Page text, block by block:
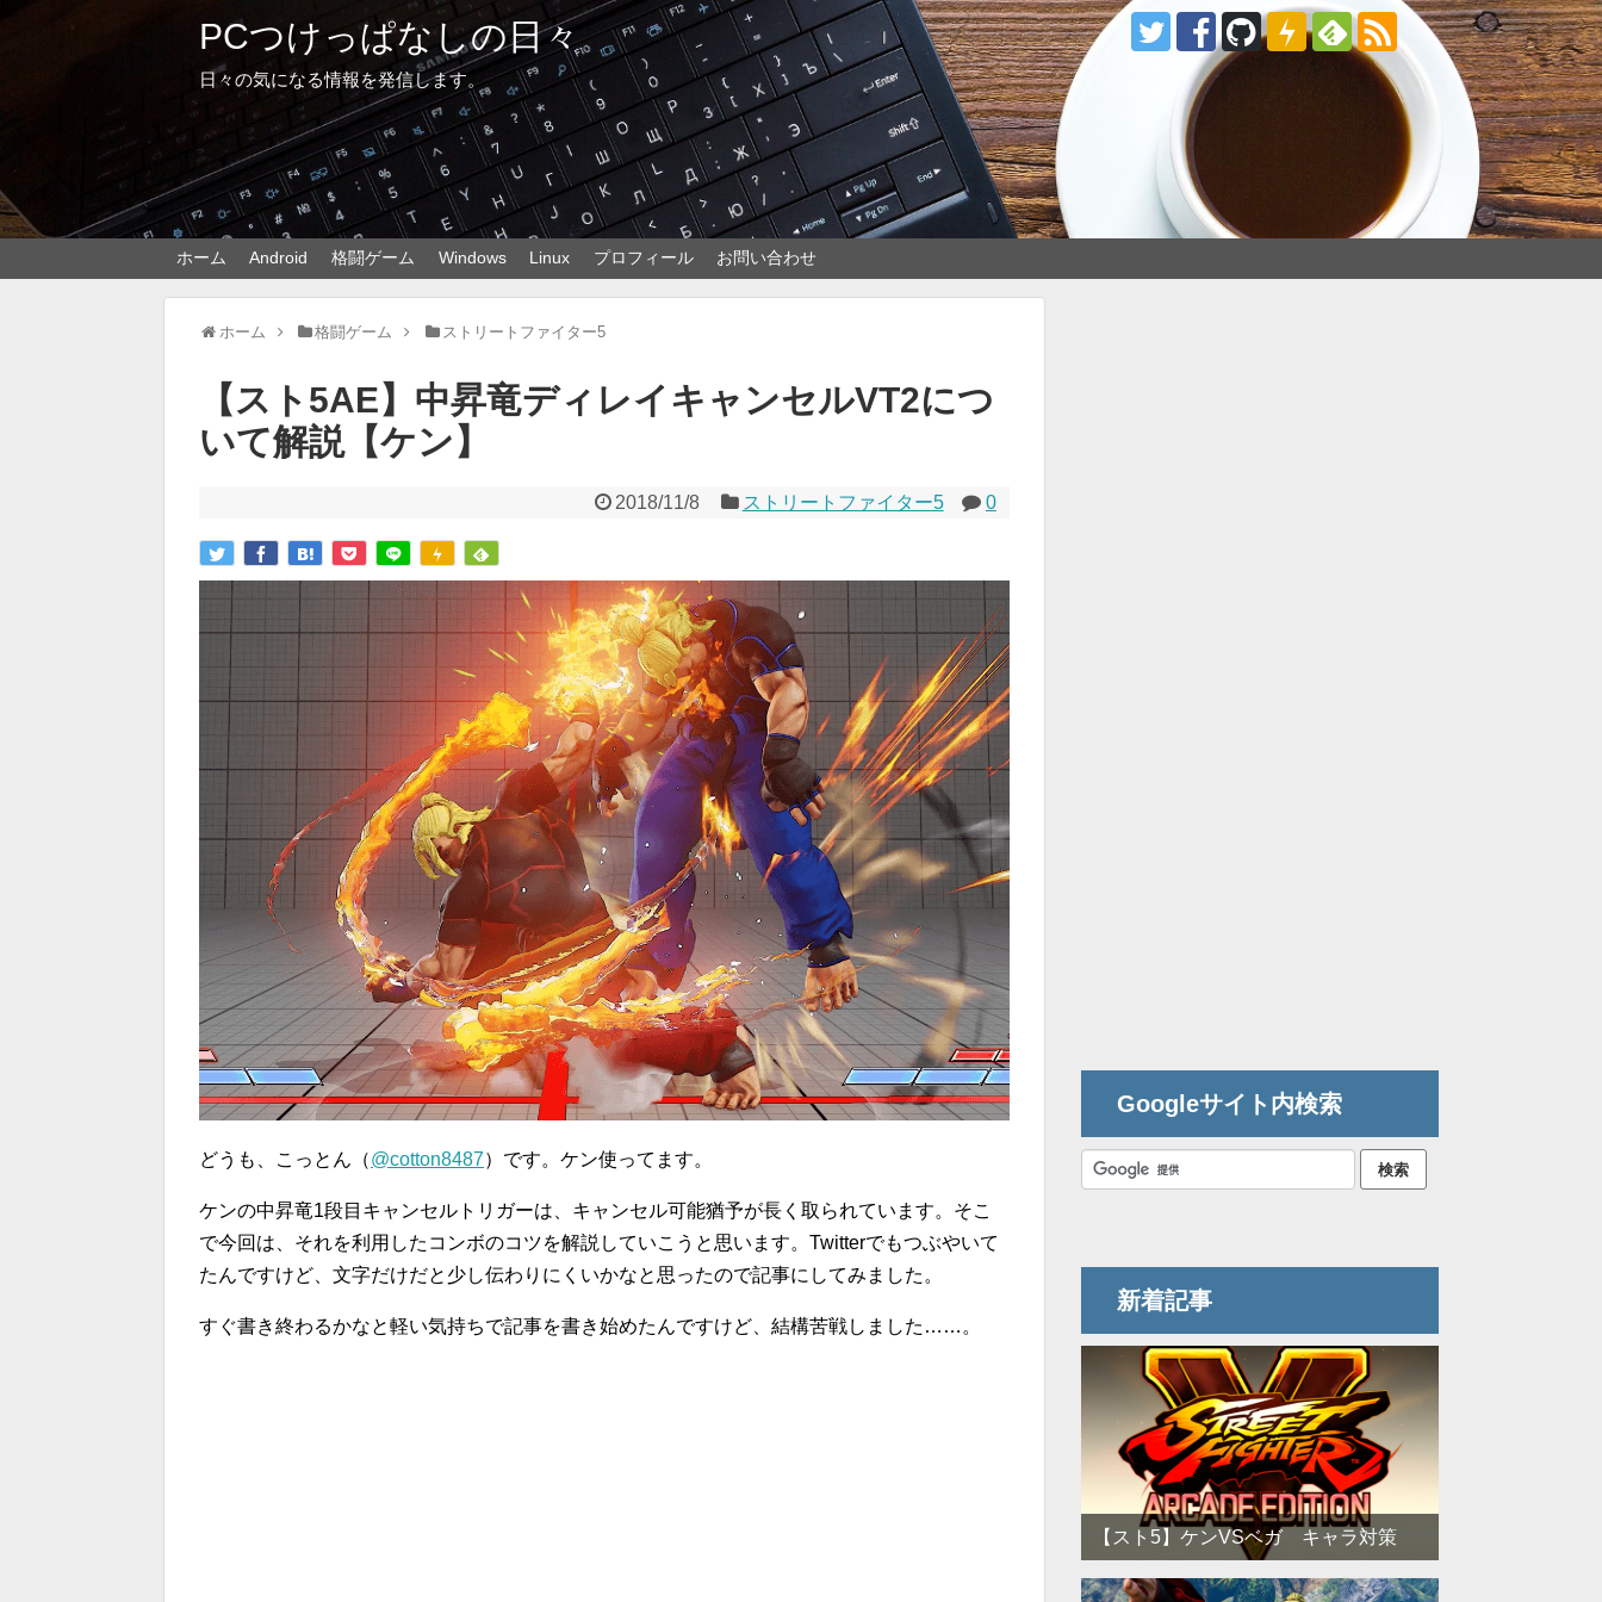
PCつけっぱなしの日々
日々の気になる情報を発信します。
ホーム Android 格闘ゲーム Windows Linux プロフィール お問い合わせ
ホーム 格闘ゲーム ストリートファイター5
【スト5AE】中昇竜ディレイキャンセルVT2につ
いて解説【ケン】
2018/11/8 ストリートファイター5 0
どうも、こっとん（@cotton8487）です。ケン使ってます。
ケンの中昇竜1段目キャンセルトリガーは、キャンセル可能猶予が長く取られています。そこ
で今回は、それを利用したコンボのコツを解説していこうと思います。Twitterでもつぶやいて
たんですけど、文字だけだと少し伝わりにくいかなと思ったので記事にしてみました。
すぐ書き終わるかなと軽い気持ちで記事を書き始めたんですけど、結構苦戦しました……。
Googleサイト内検索
新着記事
【スト5】ケンVSベガ キャラ対策